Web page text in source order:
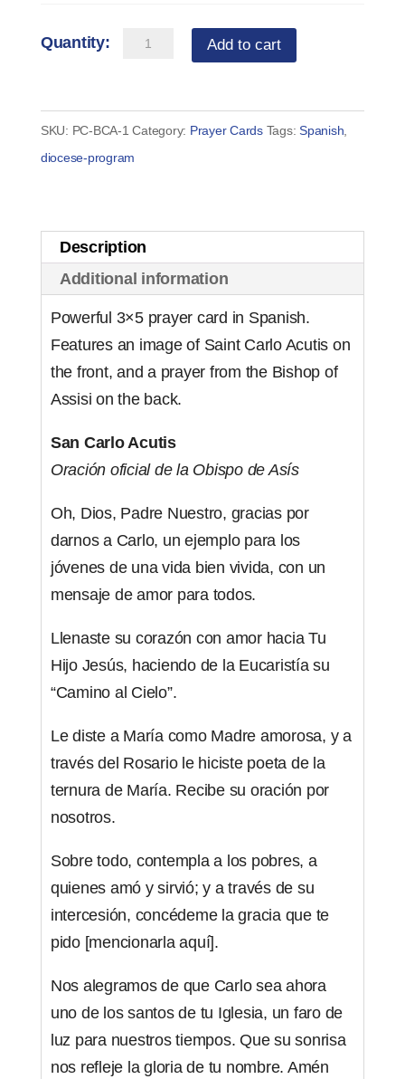
Prayer
Saint
Spanish
(set
of
50)
quantity
Add to cart
SKU: PC-BCA-1 Category: Prayer Cards Tags:Spanish,
diocese-program
Description
Additional information
Powerful 3×5 prayer card in Spanish.
Features an image of Saint Carlo Acutis on
the front, and a prayer from the Bishop of
Assisi on the back.
San Carlo Acutis
Oración oficial de la Obispo de Asís
Oh, Dios, Padre Nuestro, gracias por
darnos a Carlo, un ejemplo para los
jóvenes de una vida bien vivida, con un
mensaje de amor para todos.
Llenaste su corazón con amor hacia Tu
Hijo Jesús, haciendo de la Eucaristía su
“Camino al Cielo”.
Le diste a María como Madre amorosa, y a
través del Rosario le hiciste poeta de la
ternura de María. Recibe su oración por
nosotros.
Sobre todo, contempla a los pobres, a
quienes amó y sirvió; y a través de su
intercesión, concédeme la gracia que te
pido [mencionarla aquí].
Nos alegramos de que Carlo sea ahora
uno de los santos de tu Iglesia, un faro de
luz para nuestros tiempos. Que su sonrisa
nos refleje la gloria de tu nombre. Amén